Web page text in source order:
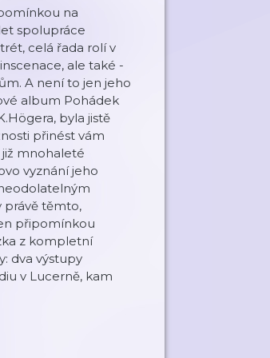
na
spolupráce
celá řada rolí v
ale také -
A není to jen jeho
album Pohádek
byla jistě
přinést vám
mnohaleté
vyznání jeho
právě těmto,
připomínkou
z kompletní
dva výstupy
v Lucerně, kam